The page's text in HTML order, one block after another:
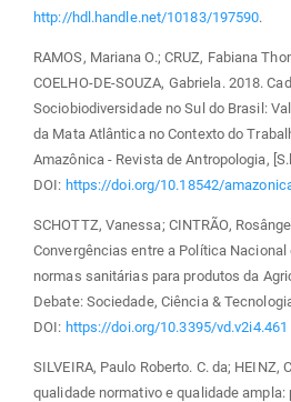
http://hdl.handle.net/10183/197590.
RAMOS, Mariana O.; CRUZ, Fabiana
COELHO-DE-SOUZA, Gabriela. 2018.
Sociobiodiversidade no Sul do Brasil:
da Mata Atlântica no Contexto do
Amazônica - Revista de Antropologia,
DOI: https://doi.org/10.18542/
SCHOTTZ, Vanessa; CINTRÃO,
Convergências entre a Política
normas sanitárias para produtos da
Debate: Sociedade, Ciência &
DOI: https://doi.org/10.3395/vd.v2i4.461
SILVEIRA, Paulo Roberto. C. da; HEINZ,
qualidade normativo e qualidade ampla: